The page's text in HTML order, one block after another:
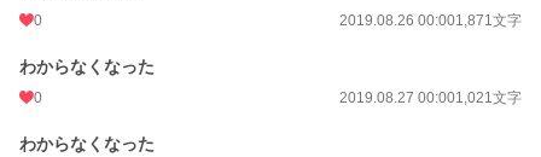
0 2019.08.26 00:001,871文字
わからなくなった
0 2019.08.27 00:001,021文字
わからなくなった